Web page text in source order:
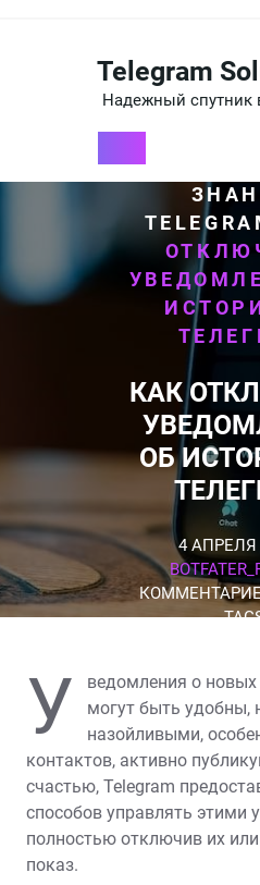
содержимомуTelegram
Надежный спутник
КАК
ОБ
4 АПРЕЛЯ
У
ведомления о новых
могут быть удобны,
назойливыми,
контактов, активно
счастью, Telegram
способов управлять этими
полностью отключив их
показ.